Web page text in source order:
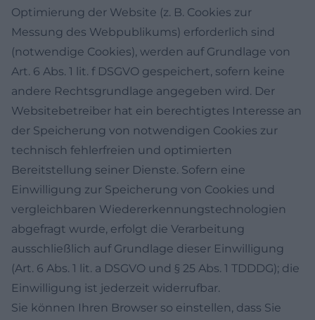
Optimierung der Website (z. B. Cookies zur
Messung des Webpublikums) erforderlich sind
(notwendige Cookies), werden auf Grundlage von
Art. 6 Abs. 1 lit. f DSGVO gespeichert, sofern keine
andere Rechtsgrundlage angegeben wird. Der
Websitebetreiber hat ein berechtigtes Interesse an
der Speicherung von notwendigen Cookies zur
technisch fehlerfreien und optimierten
Bereitstellung seiner Dienste. Sofern eine
Einwilligung zur Speicherung von Cookies und
vergleichbaren Wiedererkennungstechnologien
abgefragt wurde, erfolgt die Verarbeitung
ausschließlich auf Grundlage dieser Einwilligung
(Art. 6 Abs. 1 lit. a DSGVO und § 25 Abs. 1 TDDDG); die
Einwilligung ist jederzeit widerrufbar.
Sie können Ihren Browser so einstellen, dass Sie